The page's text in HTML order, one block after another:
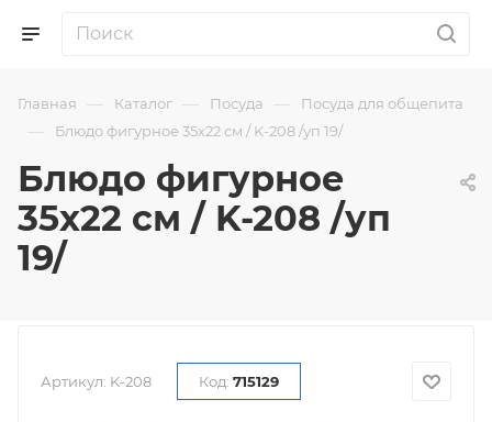
Главная — Каталог — Посуда — Посуда для общепита
— Блюдо фигурное 35х22 см / K-208 /уп 19/
Блюдо фигурное
35х22 см / K-208 /уп
19/
Артикул: K-208 Код: 715129